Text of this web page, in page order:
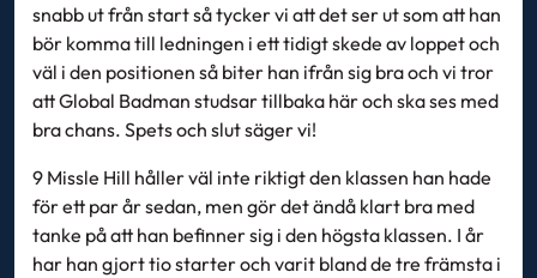
snabb ut från start så tycker vi att det ser ut som att han
bör komma till ledningen i ett tidigt skede av loppet och
väl i den positionen så biter han ifrån sig bra och vi tror
att Global Badman studsar tillbaka här och ska ses med
bra chans. Spets och slut säger vi!
9 Missle Hill håller väl inte riktigt den klassen han hade
för ett par år sedan, men gör det ändå klart bra med
tanke på att han befinner sig i den högsta klassen. I år
har han gjort tio starter och varit bland de tre främsta i